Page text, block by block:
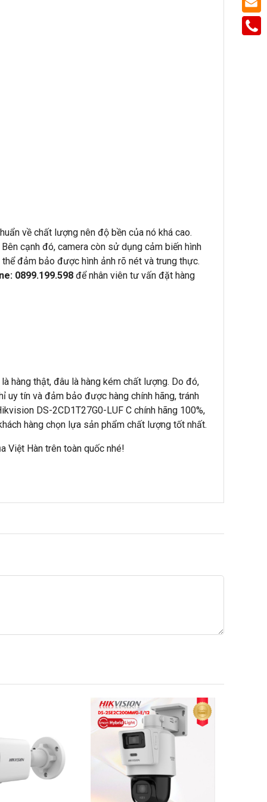
về chất lượng nên độ bền của nó khá cao.
cạnh đó, camera còn sử dụng cảm biến hình
đảm bảo được hình ảnh rõ nét và trung thực.
0899.199.598 để nhân viên tư vấn đặt hàng
hàng thật, đâu là hàng kém chất lượng. Do đó,
uy tín và đảm bảo được hàng chính hãng, tránh
DS-2CD1T27G0-LUF C chính hãng 100%,
hàng chọn lựa sản phẩm chất lượng tốt nhất.
Việt Hàn trên toàn quốc nhé!